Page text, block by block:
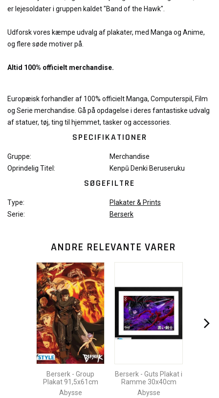
er lejesoldater i gruppen kaldet "Band of the Hawk".
Udforsk vores kæmpe udvalg af plakater, med Manga og Anime,
og flere søde motiver på.
Altid 100% officielt merchandise.
Europæisk forhandler af 100% officielt Manga, Computerspil, Film
og Serie merchandise. Gå på opdagelse i deres fantastiske udvalg
af statuer, tøj, ting til hjemmet, tasker og accessories.
SPECIFIKATIONER
Gruppe:
Merchandise
Oprindelig Titel:
Kenpū Denki Beruseruku
SØGEFILTRE
Type:
Plakater & Prints
Serie:
Berserk
ANDRE RELEVANTE VARER
Berserk - Group
Plakat 91,5x61cm
Abysse
Berserk - Guts Plakat i
Ramme 30x40cm
Abysse